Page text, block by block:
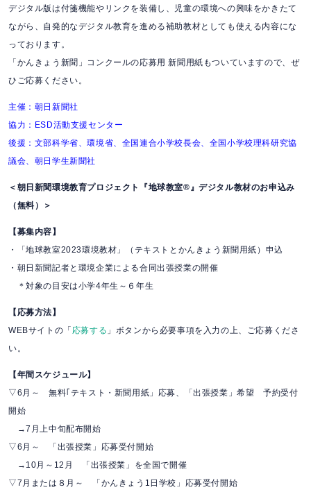
デジタル版は付箋機能やリンクを装備し、児童の環境への興味をかきたて
ながら、自発的なデジタル教育を進める補助教材としても使える内容にな
っております。
「かんきょう新聞」コンクールの応募用 新聞用紙もついていますので、ぜ
ひご応募ください。
主催：朝日新聞社
協力：ESD活動支援センター
後援：文部科学省、環境省、全国連合小学校長会、全国小学校理科研究協
議会、朝日学生新聞社
＜朝日新聞環境教育プロジェクト『地球教室®』デジタル教材のお申込み
（無料）＞
【募集内容】
・「地球教室2023環境教材」（テキストとかんきょう新聞用紙）申込
・朝日新聞記者と環境企業による合同出張授業の開催
＊対象の目安は小学4年生～６年生
【応募方法】
WEBサイトの「 応募する 」ボタンから必要事項を入力の上、ご応募くださ
い。
【年間スケジュール】
▽6月～ 無料｢テキスト・新聞用紙」応募、「出張授業」希望 予約受付
開始
→7月上中旬配布開始
▽6月～ 「出張授業」応募受付開始
→10月～12月 「出張授業」を全国で開催
▽7月または８月～ 「かんきょう1日学校」応募受付開始